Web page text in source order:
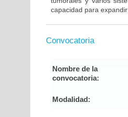
capacidad para
Convocatoria
Nombre de la
convocatoria:
Modalidad: